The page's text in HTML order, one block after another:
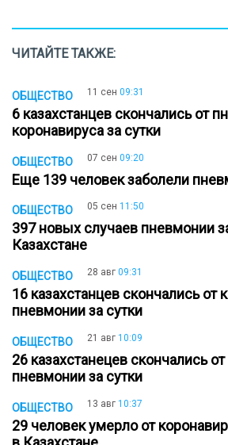
ЧИТАЙТЕ ТАКЖЕ:
ОБЩЕСТВО 11 сен 09:31
6 казахстанцев скончались от
коронавируса за сутки
ОБЩЕСТВО 07 сен 09:20
Еще 139 человек заболели
ОБЩЕСТВО 05 сен 11:50
397 новых случаев пневмонии
Казахстане
ОБЩЕСТВО 28 авг 09:31
16 казахстанцев скончались от
пневмонии за сутки
ОБЩЕСТВО 21 авг 10:09
26 казахстанецев скончались
пневмонии за сутки
ОБЩЕСТВО 13 авг 10:37
29 человек умерло от